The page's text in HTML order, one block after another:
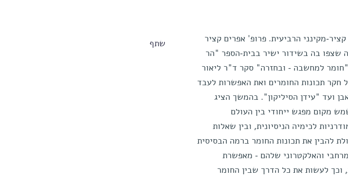
שתף
מקינני הרביעית. פרופ' אפרים קציר
שצפו בה בשידור ישיר בבית-הספר "הר
למחשבה - ובחזרה" סקר ד"ר ליאור
חקר תכונות החומרים ואת האפשרות לעבד
ועד "עידן הסיליקון". בהמשך הציג
מקום מפגש ייחודי בין העולם
לכימיה הניסיונית, ובין שאלות
להבין את תכונות החומר ברמה הבסיסית
והאלקטרוני שלהם - מאפשרת
וכך לעשות את כל הדרך שבין החומר